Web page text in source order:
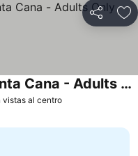
Compartir
vistas al centro
Hotel Faranda Single 1 Punta Cana - Adults Only